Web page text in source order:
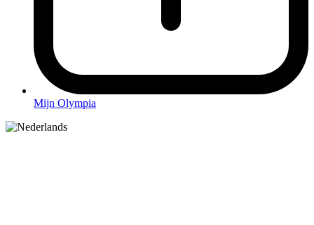
Mijn Olympia